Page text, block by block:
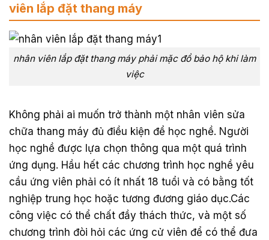
viên lắp đặt thang máy
nhân viên lắp đặt thang máy phải mặc đồ bảo hộ khi làm
việc
Không phải ai muốn trở thành một nhân viên sửa
chữa thang máy đủ điều kiện để học nghề. Người
học nghề được lựa chọn thông qua một quá trình
ứng dụng. Hầu hết các chương trình học nghề yêu
cầu ứng viên phải có ít nhất 18 tuổi và có bằng tốt
nghiệp trung học hoặc tương đương giáo dục.Các
công việc có thể chất đầy thách thức, và một số
chương trình đòi hỏi các ứng cử viên để có thể đưa